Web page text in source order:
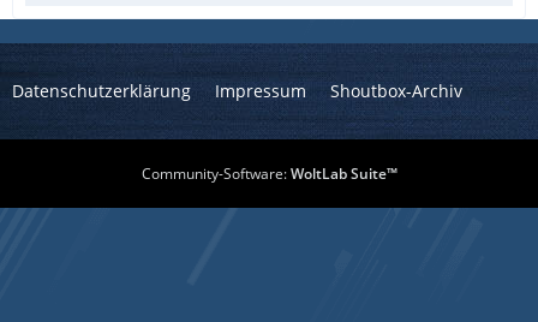
Datenschutzerklärung Impressum Shoutbox-Archiv
Community-Software:WoltLab Suite™